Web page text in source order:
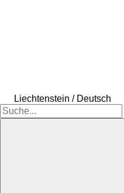
Liechtenstein / Deutsch